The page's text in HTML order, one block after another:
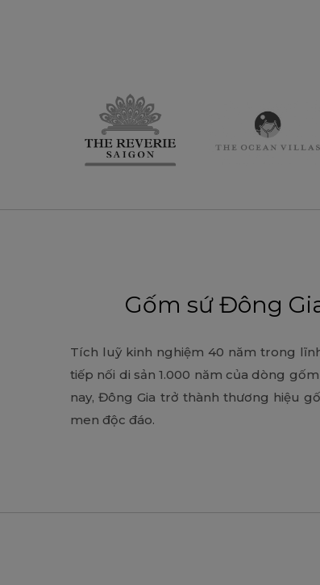
Gốm sứ Đông
Tích luỹ kinh nghiệm 40 năm trong
tiếp nối di sản 1.000 năm của dòng
nay, Đông Gia trở thành thương hiệu
men độc đáo.